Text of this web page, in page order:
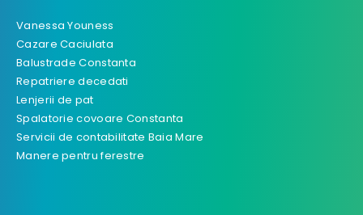
Vanessa Youness
Cazare Caciulata
Balustrade Constanta
Repatriere decedati
Lenjerii de pat
Spalatorie covoare Constanta
Servicii de contabilitate Baia Mare
Manere pentru ferestre